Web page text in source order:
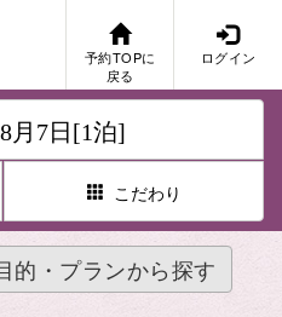
予約TOPに
戻る
ログイン
月7日[1泊]
こだわり
的・プランから探す